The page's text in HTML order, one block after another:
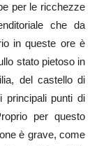
per le ricchezze
che da
in queste ore è
stato pietoso in
del castello di
principali punti di
per questo
è grave, come